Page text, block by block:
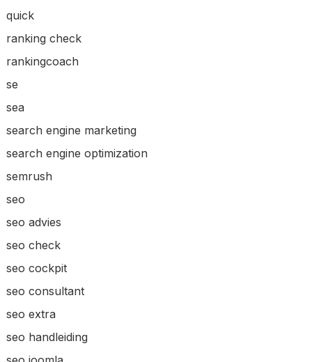
quick
ranking check
rankingcoach
se
sea
search engine marketing
search engine optimization
semrush
seo
seo advies
seo check
seo cockpit
seo consultant
seo extra
seo handleiding